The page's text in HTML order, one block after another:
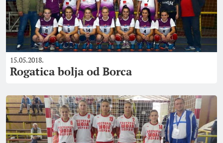
15.05.2018.
Rogatica bolja od Borca